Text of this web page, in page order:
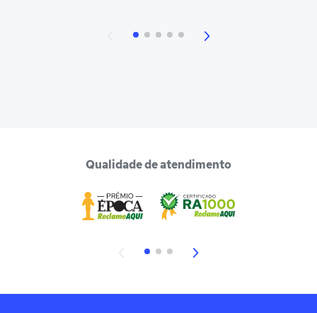
Qualidade de atendimento